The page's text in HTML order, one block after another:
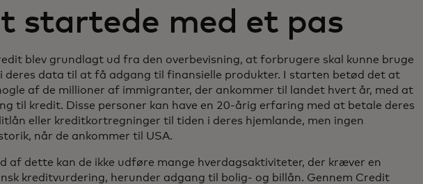
startede med et pas
blev grundlagt ud fra den overbevisning, at forbrugere skal kunne bruge
deres data til at få adgang til finansielle produkter. I starten betød det at
af de millioner af immigranter, der ankommer til landet hvert år, med at
til kredit. Disse personer kan have en 20-årig erfaring med at betale deres
eller kreditkortregninger til tiden i deres hjemlande, men ingen
når de ankommer til USA.
af dette kan de ikke udføre mange hverdagsaktiviteter, der kræver en
kreditvurdering, herunder adgang til bolig- og billån. Gennem Credit